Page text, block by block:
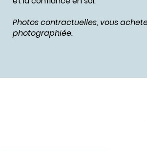
Photos contractuelles, vous
photographiée.